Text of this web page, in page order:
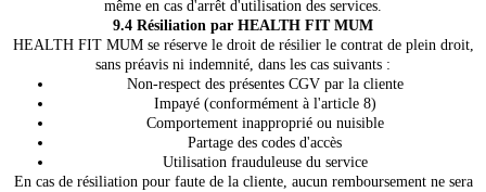
même en cas d'arrêt d'utilisation des services.
9.4 Résiliation par HEALTH FIT MUM
HEALTH FIT MUM se réserve le droit de résilier le contrat de plein droit,
sans préavis ni indemnité, dans les cas suivants :
Non-respect des présentes CGV par la cliente
Impayé (conformément à l'article 8)
Comportement inapproprié ou nuisible
Partage des codes d'accès
Utilisation frauduleuse du service
En cas de résiliation pour faute de la cliente, aucun remboursement ne sera